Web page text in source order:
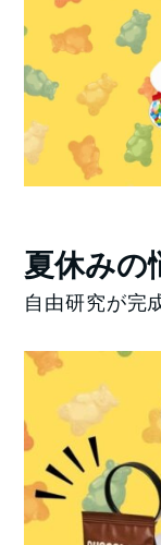
夏休みの
自由研究が完